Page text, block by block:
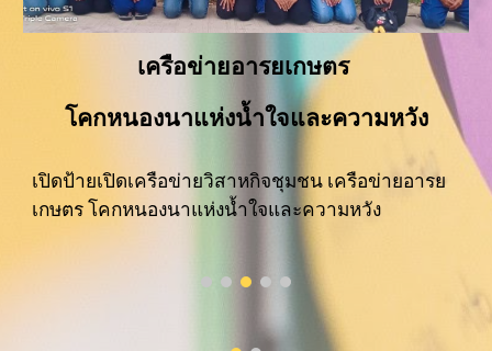
เครือข่ายอารยเกษตร
โคกหนองนาแห่งน้ำใจและความหวัง
เปิดป้ายเปิดเครือข่ายวิสาหกิจชุมชน เครือข่ายอารย
เกษตร โคกหนองนาแห่งน้ำใจและความหวัง